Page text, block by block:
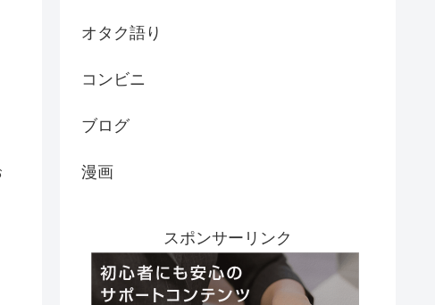
オタク語り
コンビニ
ブログ
漫画
スポンサーリンク